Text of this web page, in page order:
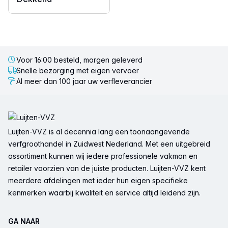
Voor 16:00 besteld, morgen geleverd
Snelle bezorging met eigen vervoer
Al meer dan 100 jaar uw verfleverancier
Luijten-VVZ is al decennia lang een toonaangevende
verfgroothandel in Zuidwest Nederland. Met een uitgebreid
assortiment kunnen wij iedere professionele vakman en
retailer voorzien van de juiste producten. Luijten-VVZ kent
meerdere afdelingen met ieder hun eigen specifieke
kenmerken waarbij kwaliteit en service altijd leidend zijn.
GA NAAR